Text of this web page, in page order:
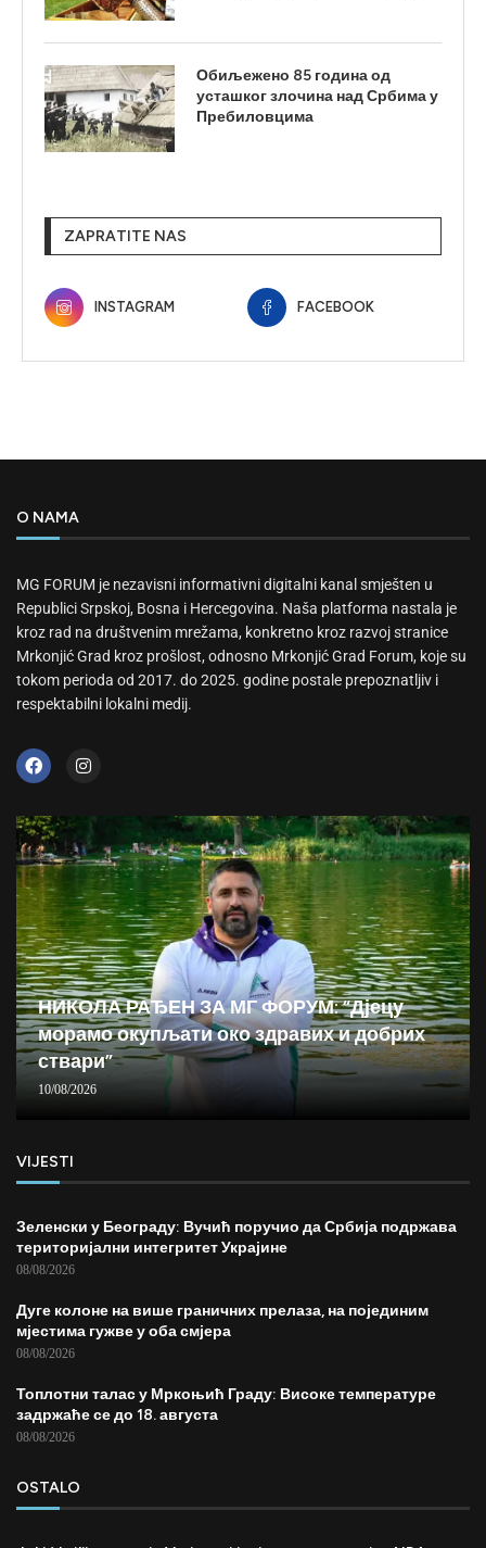
Обиљежено 85 година од
усташког злочина над Србима у
Пребиловцима
ZAPRATITE NAS
INSTAGRAM FACEBOOK
O NAMA
MG FORUM je nezavisni informativni digitalni kanal smješten u
Republici Srpskoj, Bosna i Hercegovina. Naša platforma nastala je
kroz rad na društvenim mrežama, konkretno kroz razvoj stranice
Mrkonjić Grad kroz prošlost, odnosno Mrkonjić Grad Forum, koje su
tokom perioda od 2017. do 2025. godine postale prepoznatljiv i
respektabilni lokalni medij.
НИКОЛА РАЂЕН ЗА МГ ФОРУМ: “Дјецу
морамо окупљати око здравих и добрих
ствари”
10/08/2026
VIJESTI
Зеленски у Београду: Вучић поручио да Србија подржава
територијални интегритет Украјине
08/08/2026
Дуге колоне на више граничних прелаза, на појединим
мјестима гужве у оба смјера
08/08/2026
Топлотни талас у Мркоњић Граду: Високе температуре
задржаће се до 18. августа
08/08/2026
OSTALO